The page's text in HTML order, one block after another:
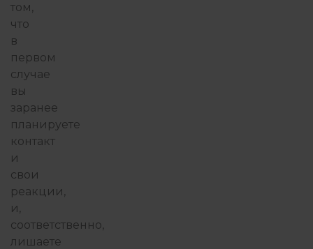
том,
что
в
первом
случае
вы
заранее
планируете
контакт
и
свои
реакции,
и,
соответственно,
лишаете